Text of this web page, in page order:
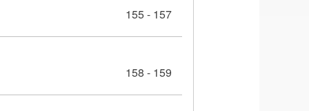
155 - 157
158 - 159